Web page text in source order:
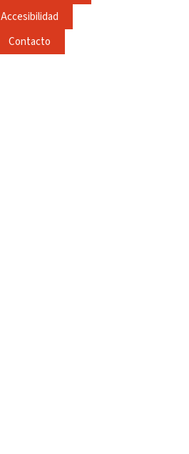
Accesibilidad
Contacto